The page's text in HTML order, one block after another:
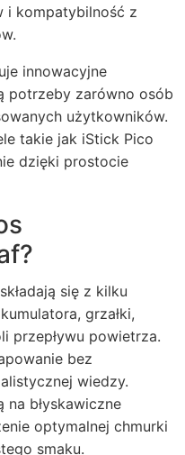
i kompatybilność z
innowacyjne
potrzeby zarówno osób
użytkowników.
takie jak iStick Pico
dzięki prostocie
się z kilku
grzałki,
przepływu powietrza.
bez
wiedzy.
na błyskawiczne
optymalnej chmurki
smaku.